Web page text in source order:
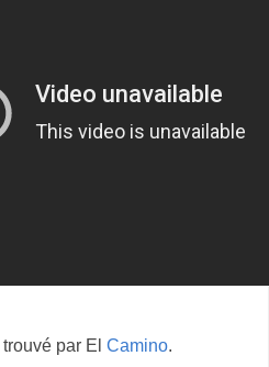
par El Camino.